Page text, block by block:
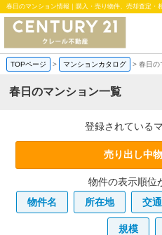
TOPページ > マンションカタログ > 春日の
春日のマンション一覧
登録されている
売り出し中
物件の表示順位
物件名
所在地 交通
規模